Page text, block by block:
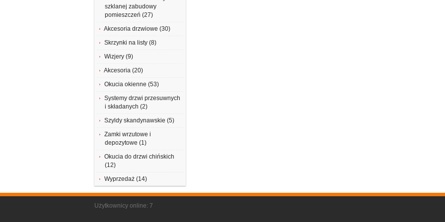
szklanej zabudowy
pomieszczeń (27)
Akcesoria drzwiowe (30)
Skrzynki na listy (8)
Wizjery (9)
Akcesoria (20)
Okucia okienne (53)
Systemy drzwi przesuwnych
i składanych (2)
Szyldy skandynawskie (5)
Zamki wrzutowe i
depozytowe (1)
Okucia do drzwi chińskich
(12)
Wyprzedaż (14)
Użytkownicy online: 7